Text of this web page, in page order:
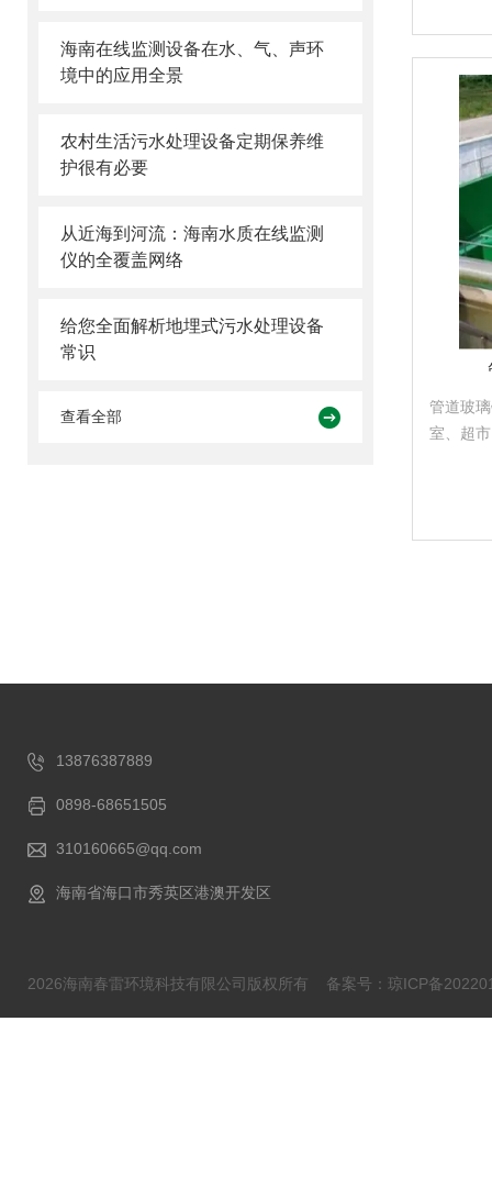
海南在线监测设备在水、气、声环
境中的应用全景
农村生活污水处理设备定期保养维
护很有必要
从近海到河流：海南水质在线监测
仪的全覆盖网络
给您全面解析地埋式污水处理设备
常识
查看全部
管道玻
室、超
13876387889
0898-68651505
310160665@qq.com
海南省海口市秀英区港澳开发区
2026海南春雷环境科技有限公司版权所有 备案号：琼ICP备